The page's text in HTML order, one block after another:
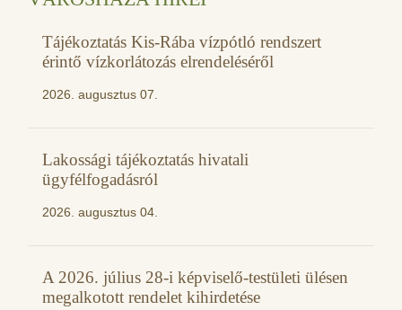
Tájékoztatás Kis-Rába vízpótló rendszert
érintő vízkorlátozás elrendeléséről
2026. augusztus 07.
Lakossági tájékoztatás hivatali
ügyfélfogadásról
2026. augusztus 04.
A 2026. július 28-i képviselő-testületi ülésen
megalkotott rendelet kihirdetése